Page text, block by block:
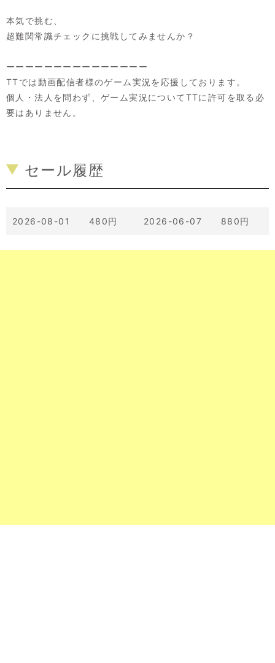
本気で挑む、
超難関常識チェックに挑戦してみませんか？
ーーーーーーーーーーーーーーー
TTでは動画配信者様のゲーム実況を応援しております。
個人・法人を問わず、ゲーム実況についてTTに許可を取る必
要はありません。
セール履歴
2026-08-01 480円 2026-06-07 880円